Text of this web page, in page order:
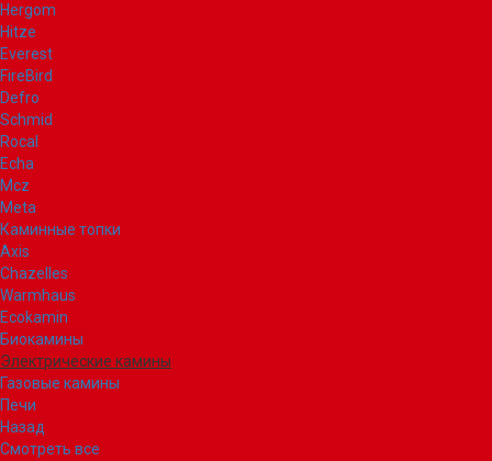
Hergom
Hitze
Everest
FireBird
Defro
Schmid
Rocal
Echa
Mcz
Meta
Каминные топки
Axis
Chazelles
Warmhaus
Ecokamin
Биокамины
Электрические камины
Газовые камины
Печи
Назад
Смотреть все